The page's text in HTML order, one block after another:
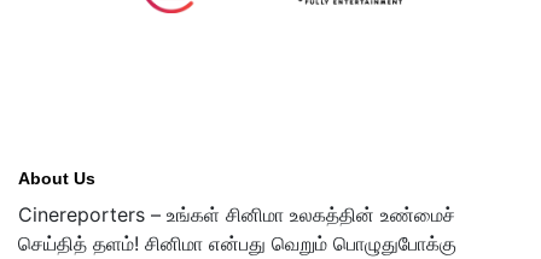
About Us
Cinereporters – உங்கள் சினிமா உலகத்தின் உண்மைச்
செய்தித் தளம்! சினிமா என்பது வெறும் பொழுதுபோக்கு